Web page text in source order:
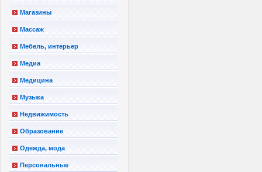
Магазины
Массаж
Мебель, интерьер
Медиа
Медицина
Музыка
Недвижимость
Образование
Одежда, мода
Персональные